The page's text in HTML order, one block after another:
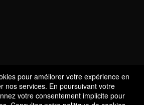
pour améliorer votre expérience en
nos services. En poursuivant votre
votre consentement implicite pour